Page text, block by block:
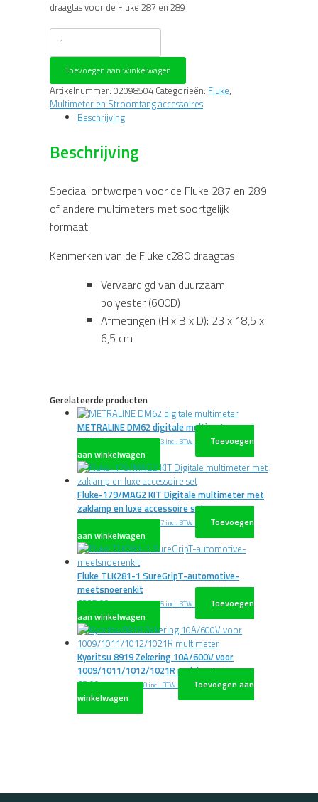
draagtas voor de Fluke 287 en 289
Fluke
C280
Draagtas
aantalToevoegen aan winkelwagen
Artikelnummer: 02098504 Categorieën: Fluke,
Multimeter en Stroomtang accessoires
Beschrijving
Beschrijving
Speciaal ontworpen voor de Fluke 287 en 289
of andere multimeters met soortgelijk
formaat.
Kenmerken van de Fluke c280 draagtas:
Vervaardigd van duurzaam
polyester (600D)
Afmetingen (H x B x D): 23 x 18,5 x
6,5 cm
Gerelateerde producten
METRALINE DM62 digitale multimeter
€163,00 excl. BTW€197,23 incl. BTW
Toevoegen
aan winkelwagen
Fluke-179/MAG2 KIT Digitale multimeter met
zaklamp en luxe accessoire set
€487,00 excl. BTW€589,27 incl. BTW
Toevoegen
aan winkelwagen
Fluke TLK281-1 SureGripT-automotive-
meetsnoerenkit
€235,00 excl. BTW€284,35 incl. BTW
Toevoegen
aan winkelwagen
Kyoritsu 8919 Zekering 10A/600V voor
1009/1011/1012/1021R multimeter
€8,00 excl. BTW€9,68 incl. BTW
Toevoegen aan
winkelwagen